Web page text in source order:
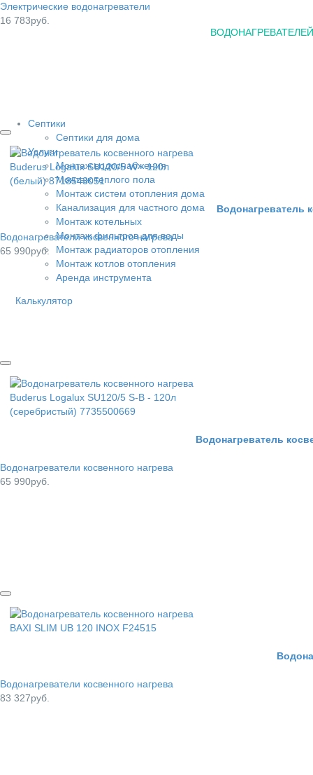
ВОДОНАГРЕВАТЕЛЕЙ
Септики
Септики для дома
Услуги
Монтаж водоснабжения
Монтаж теплого пола
Монтаж систем отопления дома
Канализация для частного дома
Монтаж котельных
Монтаж фильтров для воды
Монтаж радиаторов отопления
Монтаж котлов отопления
Аренда инструмента
Калькулятор
Электрические водонагреватели
16 783руб.
Водонагреватель
Водонагреватели косвенного нагрева
65 990руб.
Водонагреватель
Водонагреватели косвенного нагрева
65 990руб.
Водонагреватели косвенного нагрева
83 327руб.